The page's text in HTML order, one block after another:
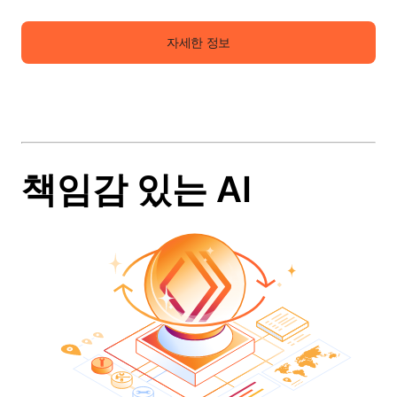
자세한 정보
책임감 있는 AI